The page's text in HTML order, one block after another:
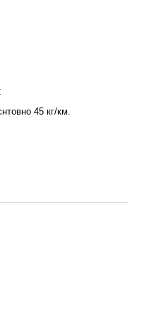
45 кг/км.